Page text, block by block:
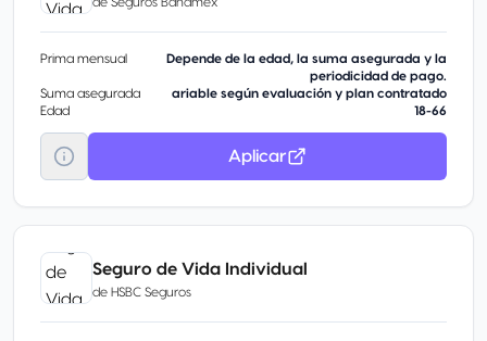
Prima mensual
Depende de la edad, la suma asegurada y la
periodicidad de pago.
Suma asegurada
ariable según evaluación y plan contratado
Edad
18-66
Aplicar
Seguro de Vida Individual
de HSBC Seguros